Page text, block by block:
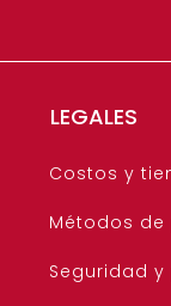
LEGALES
Costos y
Métodos de
Seguridad